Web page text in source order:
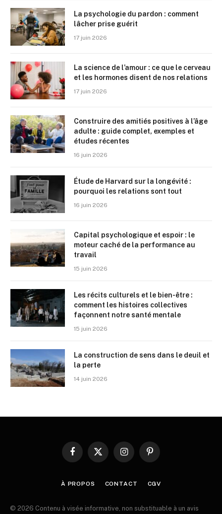
La psychologie du pardon : comment
lâcher prise guérit
17 juin 2026
La science de l’amour : ce que le cerveau
et les hormones disent de nos relations
17 juin 2026
Construire des amitiés positives à l’âge
adulte : guide complet, exemples et
études récentes
16 juin 2026
Étude de Harvard sur la longévité :
pourquoi les relations sont tout
16 juin 2026
Capital psychologique et espoir : le
moteur caché de la performance au
travail
15 juin 2026
Les récits culturels et le bien-être :
comment les histoires collectives
façonnent notre santé mentale
15 juin 2026
La construction de sens dans le deuil et
la perte
14 juin 2026
Facebook
X
InstagramPinterest
À PROPOS CONTACT CGV
© 2026 Contenu à visée informative, non substituable à un avis